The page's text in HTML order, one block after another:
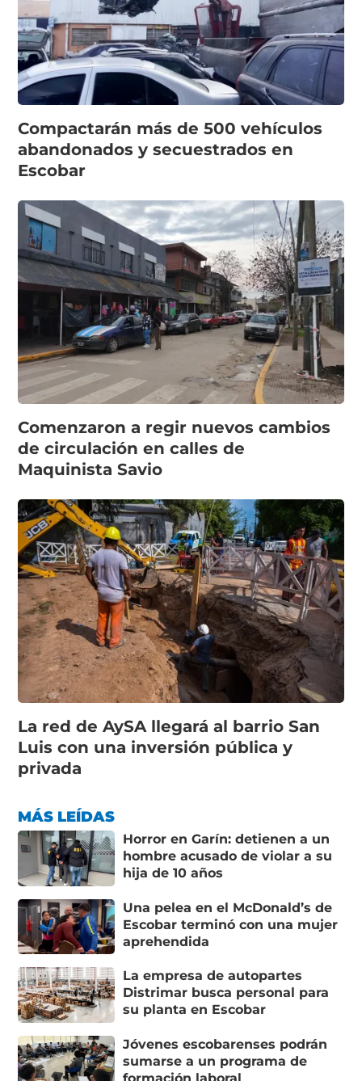
Compactarán más de 500 vehículos
abandonados y secuestrados en
Escobar
Comenzaron a regir nuevos cambios
de circulación en calles de
Maquinista Savio
La red de AySA llegará al barrio San
Luis con una inversión pública y
privada
MÁS LEÍDAS
Horror en Garín: detienen a un
hombre acusado de violar a su
hija de 10 años
Una pelea en el McDonald’s de
Escobar terminó con una mujer
aprehendida
La empresa de autopartes
Distrimar busca personal para
su planta en Escobar
Jóvenes escobarenses podrán
sumarse a un programa de